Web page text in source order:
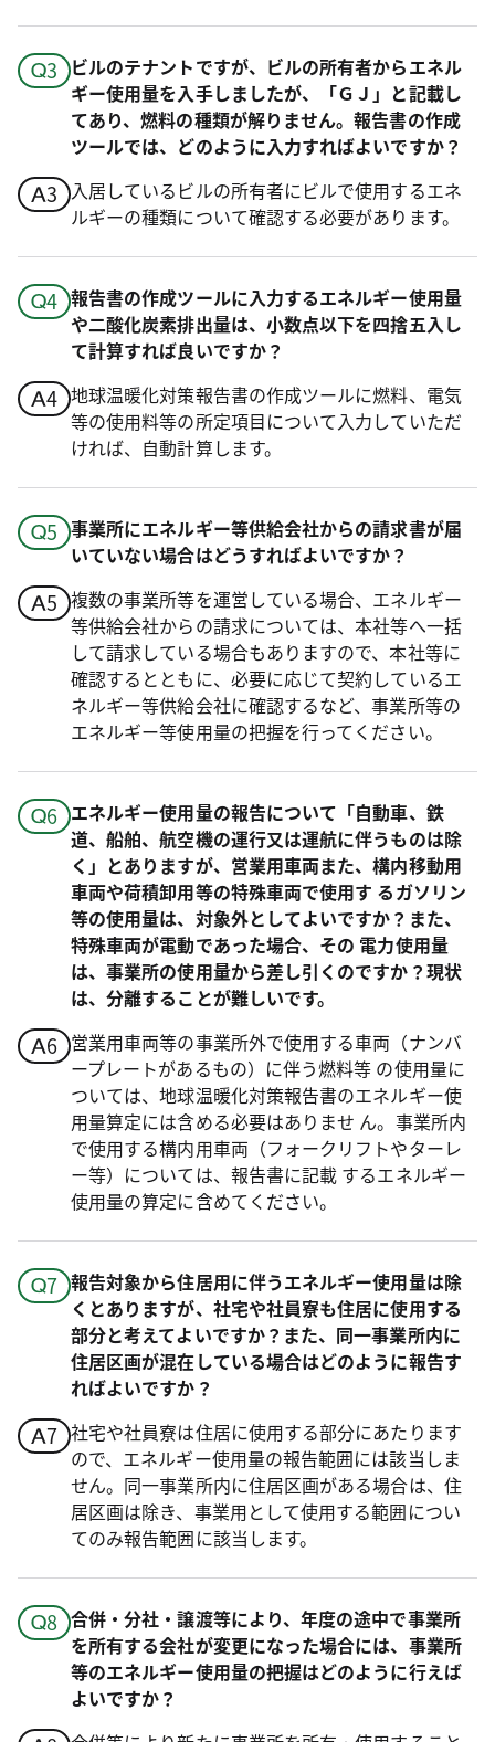
ビルのテナントですが、ビルの所有者からエネル
ギー使用量を入手しましたが、「ＧＪ」と記載し
てあり、燃料の種類が解りません。報告書の作成
ツールでは、どのように入力すればよいですか？
入居しているビルの所有者にビルで使用するエネ
ルギーの種類について確認する必要があります。
報告書の作成ツールに入力するエネルギー使用量
や二酸化炭素排出量は、小数点以下を四捨五入し
て計算すれば良いですか？
地球温暖化対策報告書の作成ツールに燃料、電気
等の使用料等の所定項目について入力していただ
ければ、自動計算します。
事業所にエネルギー等供給会社からの請求書が届
いていない場合はどうすればよいですか？
複数の事業所等を運営している場合、エネルギー
等供給会社からの請求については、本社等へ一括
して請求している場合もありますので、本社等に
確認するとともに、必要に応じて契約しているエ
ネルギー等供給会社に確認するなど、事業所等の
エネルギー等使用量の把握を行ってください。
エネルギー使用量の報告について「自動車、鉄
道、船舶、航空機の運行又は運航に伴うものは除
く」とありますが、営業用車両また、構内移動用
車両や荷積卸用等の特殊車両で使用す るガソリン
等の使用量は、対象外としてよいですか？また、
特殊車両が電動であった場合、その 電力使用量
は、事業所の使用量から差し引くのですか？現状
は、分離することが難しいです。
営業用車両等の事業所外で使用する車両（ナンバ
ープレートがあるもの）に伴う燃料等 の使用量に
ついては、地球温暖化対策報告書のエネルギー使
用量算定には含める必要はありませ ん。事業所内
で使用する構内用車両（フォークリフトやターレ
ー等）については、報告書に記載 するエネルギー
使用量の算定に含めてください。
報告対象から住居用に伴うエネルギー使用量は除
くとありますが、社宅や社員寮も住居に使用する
部分と考えてよいですか？また、同一事業所内に
住居区画が混在している場合はどのように報告す
ればよいですか？
社宅や社員寮は住居に使用する部分にあたります
ので、エネルギー使用量の報告範囲には該当しま
せん。同一事業所内に住居区画がある場合は、住
居区画は除き、事業用として使用する範囲につい
てのみ報告範囲に該当します。
合併・分社・譲渡等により、年度の途中で事業所
を所有する会社が変更になった場合には、事業所
等のエネルギー使用量の把握はどのように行えば
よいですか？